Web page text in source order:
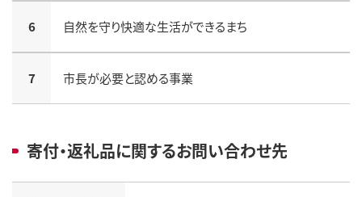
6 自然を守り快適な生活ができるまち
7 市長が必要と認める事業
寄付・返礼品に関するお問い合わせ先